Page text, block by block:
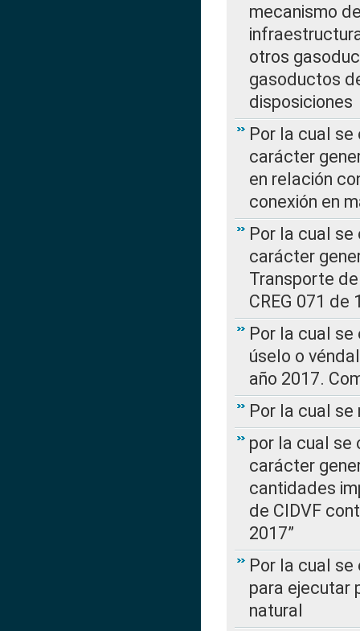
mecanismo
otros
gasoductos
disposiciones
Por la cual
carácter
en relación
conexión en
Por la cual
carácter
Transporte
CREG 071 de
Por la cual
úselo o
año 2017.
Por la cual se
por la cual se
carácter
cantidades
de CIDVF
2017”
Por la cual
para ejecutar
natural